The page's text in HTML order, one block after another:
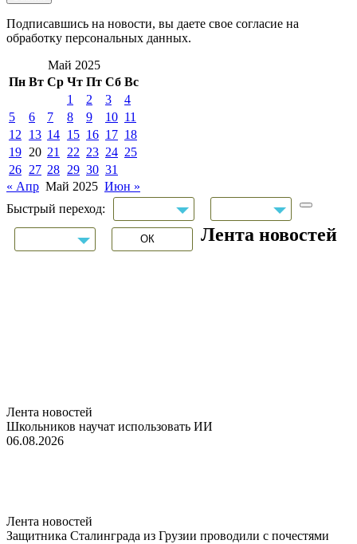
Подписавшись на новости, вы даете свое согласие на
обработку персональных данных.
Май 2025
Пн Вт Ср Чт Пт Сб Вс
1
2 3
4
5
6 7 8 9 10 11
12
13 14 15 16 17 18
19 20 21 22 23 24 25
26 27 28 29 30 31
« Апр Май 2025 Июн »
Быстрый переход:
Лента новостей
Лента новостей
Школьников научат использовать ИИ
06.08.2026
Лента новостей
Защитника Сталинграда из Грузии проводили с почестями